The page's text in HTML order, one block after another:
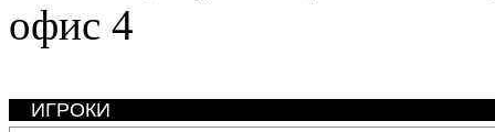
офис 4
ИГРОКИ